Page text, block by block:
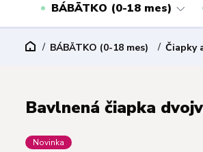
BÁBÄTKO (0-18 mes)
BÁBÄTKO (0-18 mes) Čiapky
Bavlnená čiapka
Novinka